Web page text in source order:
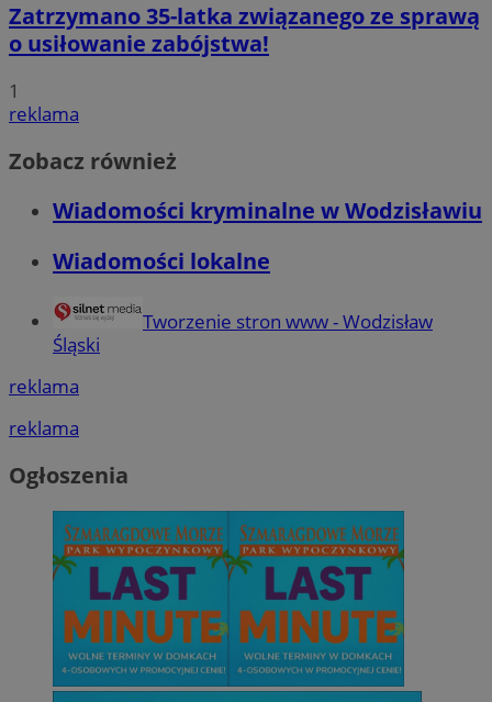
Zatrzymano 35-latka związanego ze sprawą
o usiłowanie zabójstwa!
1
reklama
Zobacz również
Wiadomości kryminalne w Wodzisławiu
Wiadomości lokalne
Tworzenie stron www - Wodzisław
Śląski
reklama
reklama
Ogłoszenia